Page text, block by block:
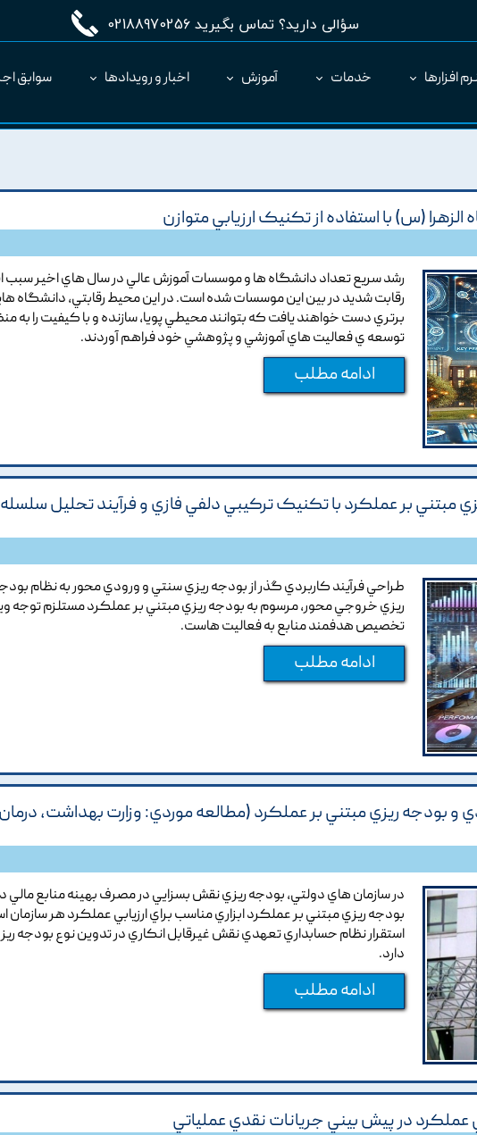
سؤالی دارید؟ تماس بگیرید 02188970256
افزارها خدمات آموزش اخبار و رویدادها سوابق
(س) با استفاده از تکنيک ارزيابي متوازن
رشد سريع تعداد دانشگاه ها و موسسات آموزش عالي در سال هاي اخير سبب
رقابت شديد در بين اين موسسات شده است. در اين محيط رقابتي, دانشگاه
برتري دست خواهند يافت که بتوانند محيطي پويا, سازنده و با کيفيت را به
توسعه ي فعاليت هاي آموزشي و پژوهشي خود فراهم آوردند.
ادامه مطلب
مبتني بر عملکرد با تکنيک ترکيبي دلفي فازي و فرآيند تحليل سلسله
طراحي فرآيند کاربردي گذر از بودجه ريزي سنتي و ورودي محور به نظام
ريزي خروجي محور, مرسوم به بودجه ريزي مبتني بر عملکرد مستلزم توجه
تخصيص هدفمند منابع به فعاليت هاست.
ادامه مطلب
و بودجه ريزي مبتني بر عملکرد (مطالعه موردي: وزارت بهداشت،
در سازمان هاي دولتي, بودجه ريزي نقش بسزايي در مصرف بهينه منابع مالي
بودجه ريزي مبتني بر عملکرد ابزاري مناسب براي ارزيابي عملکرد هر سازمان
استقرار نظام حسابداري تعهدي نقش غيرقابل انکاري در تدوين نوع بودجه
دارد.
ادامه مطلب
عملکرد در پيش بيني جريانات نقدي عملياتي